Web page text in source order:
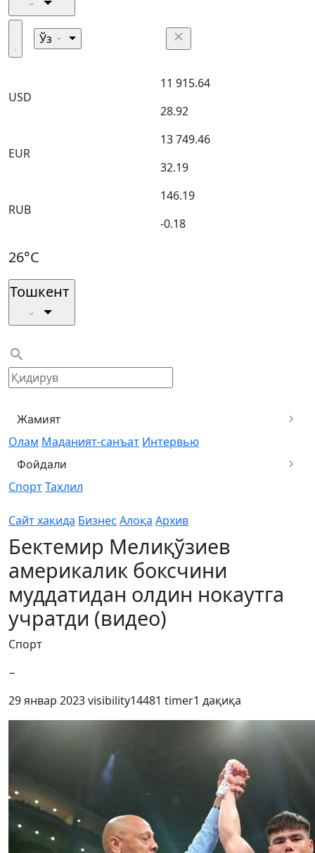
Ўз
USD
11 915.64
28.92
EUR
13 749.46
32.19
RUB
146.19
-0.18
26°C
Тошкент
Жамият
Олам Маданият-санъат Интервью
Фойдали
СпортТаҳлил
Сайт хақида Бизнес Алоқа Архив
Бектемир Мелиқўзиев
америкалик боксчини
муддатидан олдин нокаутга
учратди (видео)
Спорт
−
29 январ 2023visibility14481 timer1 дақиқа